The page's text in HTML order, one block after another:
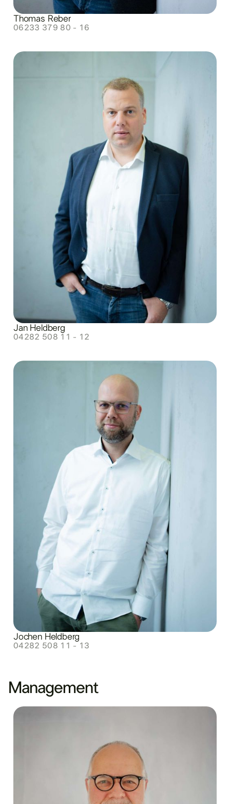
Thomas Reber
06233 379 80 - 16
Jan Heldberg
04282 508 11 - 12
Jochen Heldberg
04282 508 11 - 13
Management